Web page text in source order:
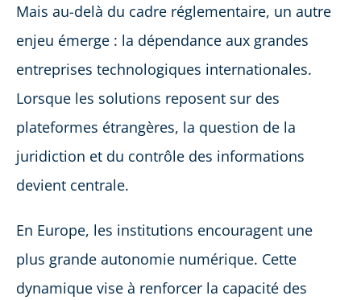
Mais au-delà du cadre réglementaire, un autre
enjeu émerge : la dépendance aux grandes
entreprises technologiques internationales.
Lorsque les solutions reposent sur des
plateformes étrangères, la question de la
juridiction et du contrôle des informations
devient centrale.
En Europe, les institutions encouragent une
plus grande autonomie numérique. Cette
dynamique vise à renforcer la capacité des